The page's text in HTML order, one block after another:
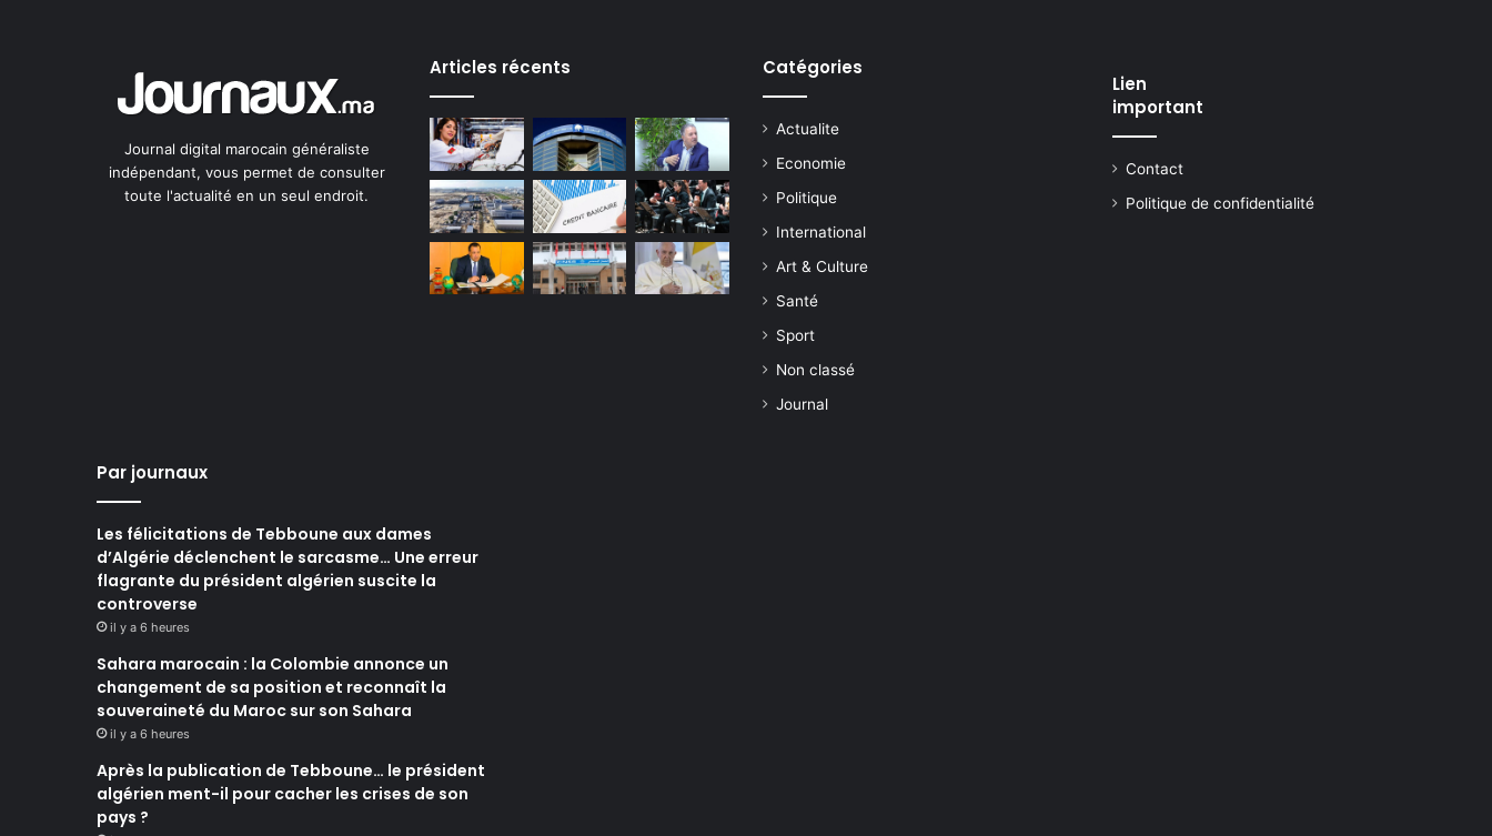
Journal digital marocain généraliste
indépendant, vous permet de consulter
toute l'actualité en un seul endroit.
Articles récents Catégories
Actualite
Economie
Politique
International
Art & Culture
Santé
Sport
Non classé
Journal
Lien
important
Contact
Politique de confidentialité
Par journaux
Les félicitations de Tebboune aux dames
d’Algérie déclenchent le sarcasme… Une erreur
flagrante du président algérien suscite la
controverse
il y a 6 heures
Sahara marocain : la Colombie annonce un
changement de sa position et reconnaît la
souveraineté du Maroc sur son Sahara
il y a 6 heures
Après la publication de Tebboune… le président
algérien ment-il pour cacher les crises de son
pays ?